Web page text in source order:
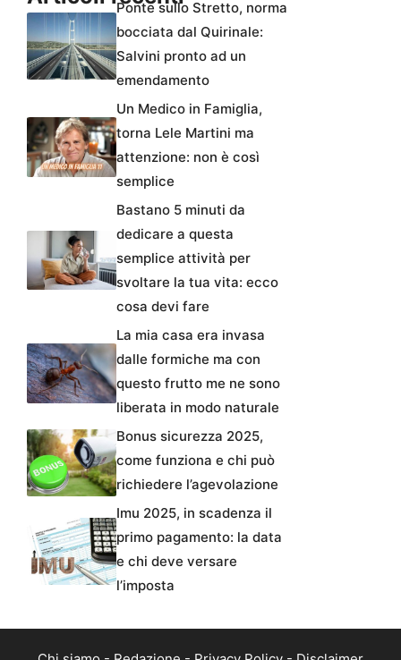
Ponte sullo Stretto, norma
bocciata dal Quirinale:
Salvini pronto ad un
emendamento
Un Medico in Famiglia,
torna Lele Martini ma
attenzione: non è così
semplice
Bastano 5 minuti da
dedicare a questa
semplice attività per
svoltare la tua vita: ecco
cosa devi fare
La mia casa era invasa
dalle formiche ma con
questo frutto me ne sono
liberata in modo naturale
Bonus sicurezza 2025,
come funziona e chi può
richiedere l’agevolazione
Imu 2025, in scadenza il
primo pagamento: la data
e chi deve versare
l’imposta